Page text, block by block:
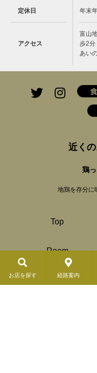
定休日 年末
アクセス
富山
歩2分
あい
近く
鶏
地鶏を存分に
Top
Room
© Copyright 2019 (
お店を探す 経路案内